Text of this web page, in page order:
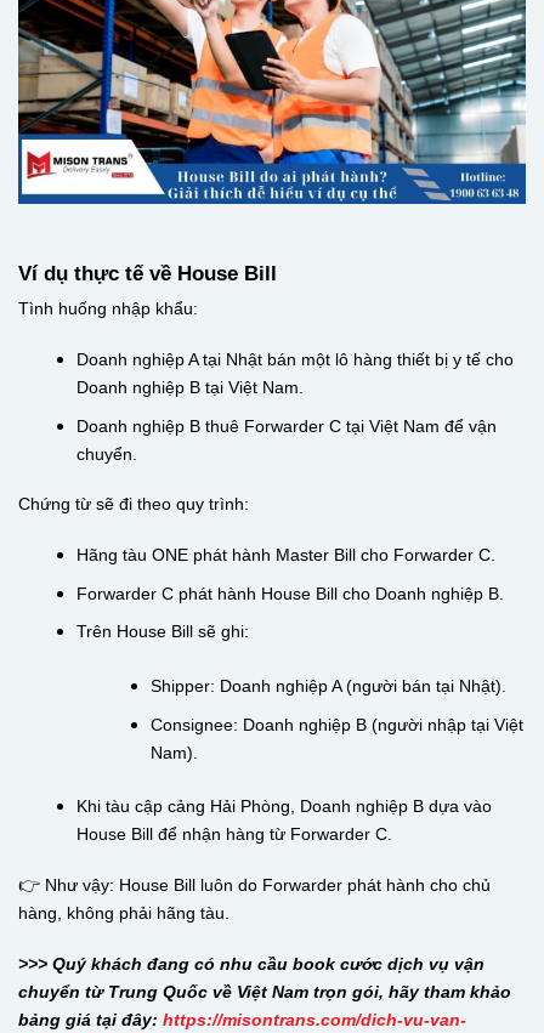
Ví dụ thực tế về House Bill
Tình huống nhập khẩu:
Doanh nghiệp A tại Nhật bán một lô hàng thiết bị y tế cho
Doanh nghiệp B tại Việt Nam.
Doanh nghiệp B thuê Forwarder C tại Việt Nam để vận
chuyển.
Chứng từ sẽ đi theo quy trình:
Hãng tàu ONE phát hành Master Bill cho Forwarder C.
Forwarder C phát hành House Bill cho Doanh nghiệp B.
Trên House Bill sẽ ghi:
Shipper: Doanh nghiệp A (người bán tại Nhật).
Consignee: Doanh nghiệp B (người nhập tại Việt
Nam).
Khi tàu cập cảng Hải Phòng, Doanh nghiệp B dựa vào
House Bill để nhận hàng từ Forwarder C.
👉 Như vậy: House Bill luôn do Forwarder phát hành cho chủ
hàng, không phải hãng tàu.
>>> Quý khách đang có nhu cầu book cước dịch vụ vận
chuyển từ Trung Quốc về Việt Nam trọn gói, hãy tham khảo
bảng giá tại đây: https://misontrans.com/dich-vu-van-